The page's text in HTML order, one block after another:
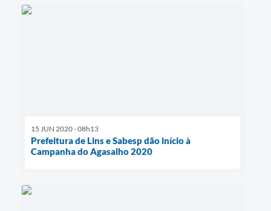
15 JUN 2020 - 08h13
Prefeitura de Lins e Sabesp dão início à
Campanha do Agasalho 2020